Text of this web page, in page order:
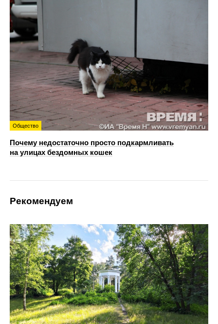
Общество
Почему недостаточно просто подкармливать
на улицах бездомных кошек
Рекомендуем